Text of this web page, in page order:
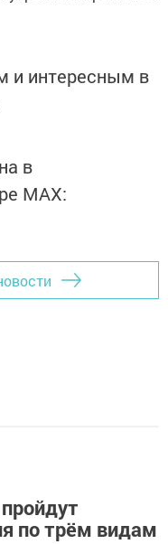
и интересным в
в
MАХ:
по трём видам